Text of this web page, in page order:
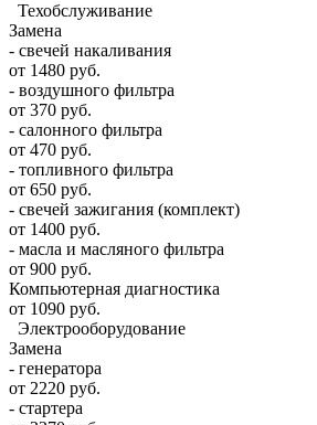
Техобслуживание
Замена
- свечей накаливания
от 1480 руб.
- воздушного фильтра
от 370 руб.
- салонного фильтра
от 470 руб.
- топливного фильтра
от 650 руб.
- свечей зажигания (комплект)
от 1400 руб.
- масла и масляного фильтра
от 900 руб.
Компьютерная диагностика
от 1090 руб.
Электрооборудование
Замена
- генератора
от 2220 руб.
- стартера